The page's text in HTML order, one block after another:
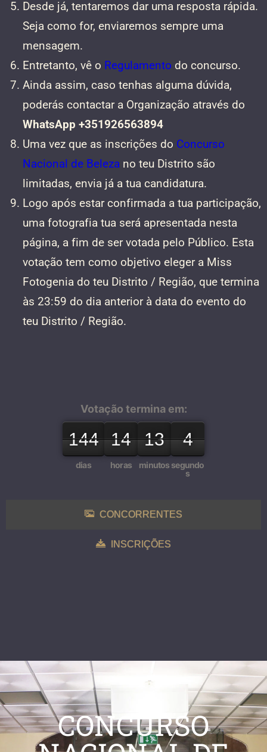
Desde já, tentaremos dar uma resposta rápida.
Seja como for, enviaremos sempre uma
mensagem.
Entretanto, vê o Regulamento do concurso.
Ainda assim, caso tenhas alguma dúvida,
poderás contactar a Organização através do
WhatsApp +351926563894
Uma vez que as inscrições do Concurso
Nacional de Beleza no teu Distrito são
limitadas, envia já a tua candidatura.
Logo após estar confirmada a tua participação,
uma fotografia tua será apresentada nesta
página, a fim de ser votada pelo Público. Esta
votação tem como objetivo eleger a Miss
Fotogenia do teu Distrito / Região, que termina
às 23:59 do dia anterior à data do evento do
teu Distrito / Região.
Votação termina em:
144
143
144
dias
14
13
14
horas
13
12
13
minutos
4
3
4
segundo
s
CONCORRENTES
INSCRIÇÕES
CONCURSO